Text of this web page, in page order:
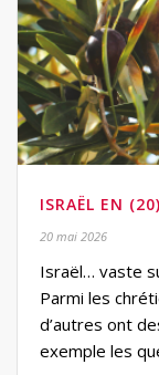
ISRAËL EN
20 mai 2026
Israël… vaste
Parmi les
d’autres ont
exemple les